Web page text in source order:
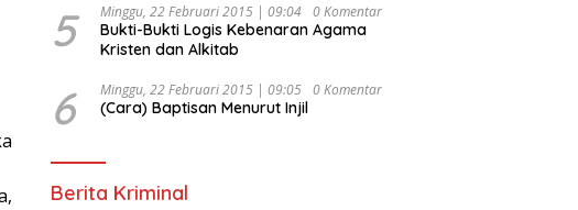
5 Minggu, 22 Februari 2015 | 09:04 0 Komentar
Bukti-Bukti Logis Kebenaran Agama
Kristen dan Alkitab
6 Minggu, 22 Februari 2015 | 09:05 0 Komentar
(Cara) Baptisan Menurut Injil
Berita Kriminal